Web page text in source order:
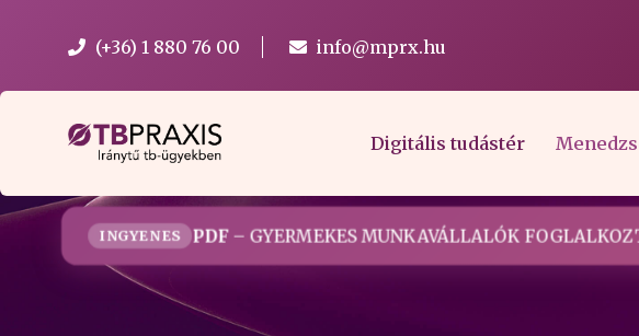
(+36) 1 880 76 00 info@mprx.hu
Digitális tudástér
INGYENES PDF – GYERMEKES MUNKAVÁLLALÓK